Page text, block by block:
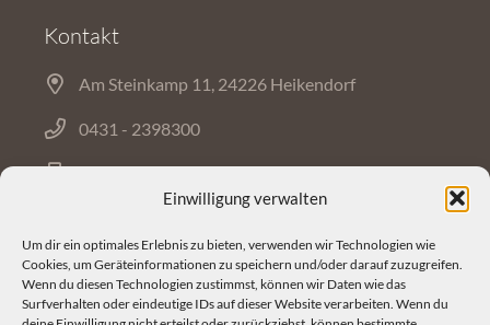
Einwilligung verwalten
Um dir ein optimales Erlebnis zu bieten, verwenden wir Technologien wie
Cookies, um Geräteinformationen zu speichern und/oder darauf zuzugreifen.
Wenn du diesen Technologien zustimmst, können wir Daten wie das
Surfverhalten oder eindeutige IDs auf dieser Website verarbeiten. Wenn du
Kontakt
Am Steinkamp 11, 24226 Heikendorf
0431 - 2398300
0431 - 2378213
Mail